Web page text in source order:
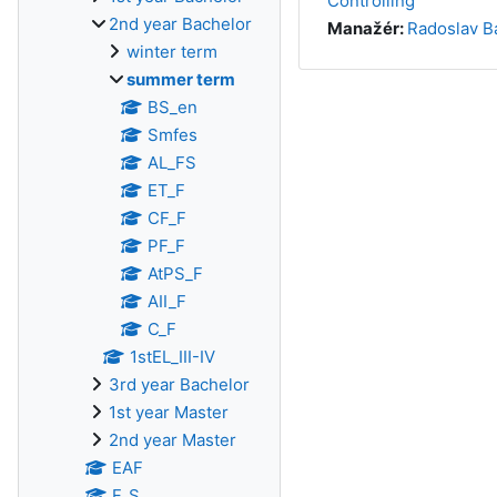
Manažér: Radoslav
2nd year Bachelor
winter term
summer term
BS_en
Smfes
AL_FS
ET_F
CF_F
PF_F
AtPS_F
AII_F
C_F
1stEL_III-IV
3rd year Bachelor
1st year Master
2nd year Master
EAF